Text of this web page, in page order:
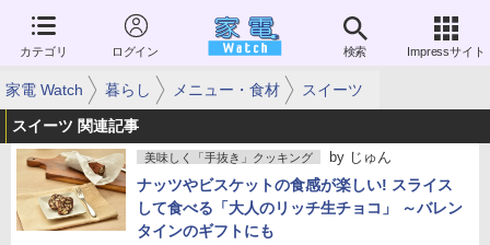
カテゴリ ログイン 検索 Impressサイト
家電 Watch 暮らし メニュー・食材 スイーツ
スイーツ 関連記事
美味しく「手抜き」クッキング by じゅん
ナッツやビスケットの食感が楽しい! スライス
して食べる「大人のリッチ生チョコ」 ～バレン
タインのギフトにも